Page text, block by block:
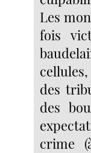
Les
fois
des
des
crime